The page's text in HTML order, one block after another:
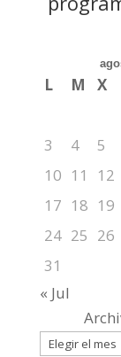
L M X
3
4 5
10 11 12
17 18 19
24 25 26
31
« Jul